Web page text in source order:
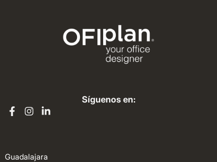
Síguenos en:
Guadalajara